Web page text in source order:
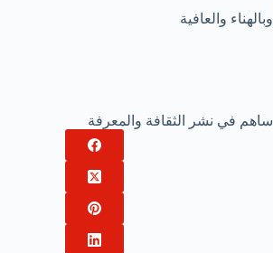
وبالهناء والعافية
ساهم في نشر الثقافة والمعرفة